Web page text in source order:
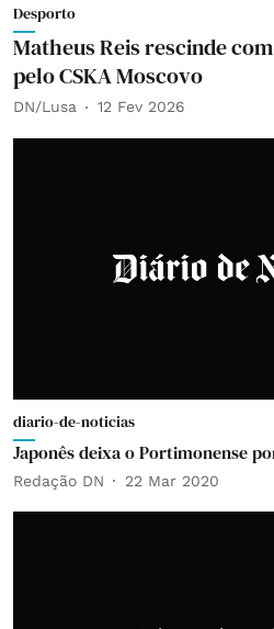
Desporto
Matheus Reis rescinde
pelo CSKA Moscovo
DN/Lusa 12 Fev 2026
diario-de-noticias
Japonês deixa o Portimonense
Redação DN 22 Mar 2020